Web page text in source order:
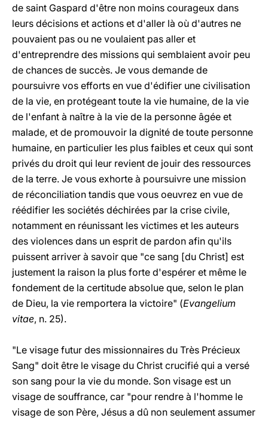
de saint Gaspard d'être non moins courageux dans
leurs décisions et actions et d'aller là où d'autres ne
pouvaient pas ou ne voulaient pas aller et
d'entreprendre des missions qui semblaient avoir peu
de chances de succès. Je vous demande de
poursuivre vos efforts en vue d'édifier une civilisation
de la vie, en protégeant toute la vie humaine, de la vie
de l'enfant à naître à la vie de la personne âgée et
malade, et de promouvoir la dignité de toute personne
humaine, en particulier les plus faibles et ceux qui sont
privés du droit qui leur revient de jouir des ressources
de la terre. Je vous exhorte à poursuivre une mission
de réconciliation tandis que vous oeuvrez en vue de
réédifier les sociétés déchirées par la crise civile,
notamment en réunissant les victimes et les auteurs
des violences dans un esprit de pardon afin qu'ils
puissent arriver à savoir que "ce sang [du Christ] est
justement la raison la plus forte d'espérer et même le
fondement de la certitude absolue que, selon le plan
de Dieu, la vie remportera la victoire" (Evangelium
vitae, n. 25).
"Le visage futur des missionnaires du Très Précieux
Sang" doit être le visage du Christ crucifié qui a versé
son sang pour la vie du monde. Son visage est un
visage de souffrance, car "pour rendre à l'homme le
visage de son Père, Jésus a dû non seulement assumer